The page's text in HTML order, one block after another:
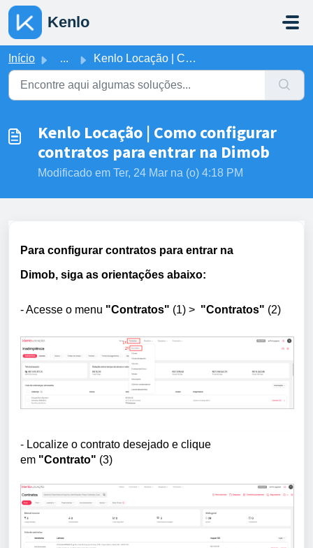
Ir para o conteúdo principal
Kenlo
Início ... Kenlo Locação | Como configurar contratos para entrar na ...
Kenlo Locação | Como configurar
contratos para entrar na Dimob
Modificado em Ter, 24 Mar na (o) 4:18 PM
Para configurar contratos para entrar na
Dimob, siga as orientações abaixo:
- Acesse o menu "Contratos" (1) > "Contratos" (2)
- Localize o contrato desejado e clique
em "Contrato" (3)